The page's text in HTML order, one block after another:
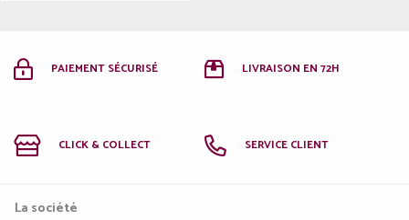
PAIEMENT SÉCURISÉ LIVRAISON EN 72H
CLICK & COLLECT SERVICE CLIENT
La société